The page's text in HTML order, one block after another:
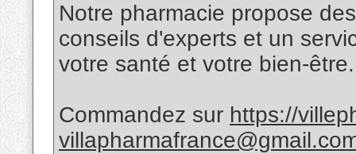
Notre pharmacie propose
conseils d'experts et un
votre santé et votre bien-être.
Commandez sur https://